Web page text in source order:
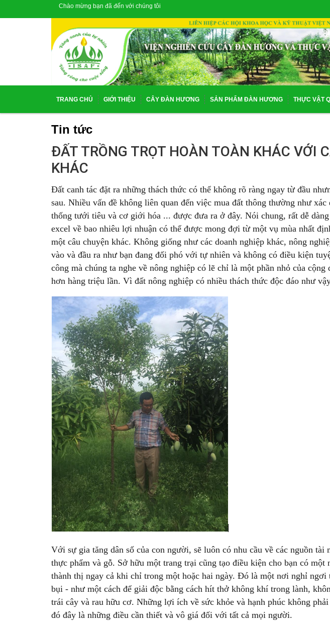
Chào mừng bạn đã đến với chúng tôi
TRANG CHỦ GIỚI THIỆU CÂY ĐÀN HƯƠNG SẢN PHẨM ĐÀN HƯƠNG THỰC VẬT
Tin tức
ĐẤT TRỒNG TRỌT HOÀN TOÀN KHÁC VỚI
KHÁC
Đất canh tác đặt ra những thách thức có thể không rõ ràng ngay từ đầu
sau. Nhiều vấn đề không liên quan đến việc mua đất thông thường như
thống tưới tiêu và cơ giới hóa ... được đưa ra ở đây. Nói chung, rất dễ
excel về bao nhiêu lợi nhuận có thể được mong đợi từ một vụ mùa nhất
một câu chuyện khác. Không giống như các doanh nghiệp khác, nông
vào và đầu ra như bạn đang đối phó với tự nhiên và không có điều kiện
công mà chúng ta nghe về nông nghiệp có lẽ chỉ là một phần nhỏ của
hơn hàng triệu lần. Vì đất nông nghiệp có nhiều thách thức độc đáo như
Với sự gia tăng dân số của con người, sẽ luôn có nhu cầu về các nguồn
thực phẩm và gỗ. Sở hữu một trang trại cũng tạo điều kiện cho bạn có
thành thị ngay cả khi chỉ trong một hoặc hai ngày. Đó là một nơi nghỉ
bụi - như một cách để giải độc bằng cách hít thở không khí trong lành,
trái cây và rau hữu cơ. Những lợi ích về sức khỏe và hạnh phúc không
đó đây là những điều cần thiết và vô giá đối với tất cả mọi người.